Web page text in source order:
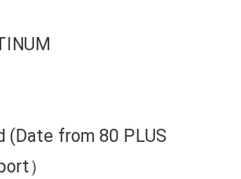
(Date from 80 PLUS
）